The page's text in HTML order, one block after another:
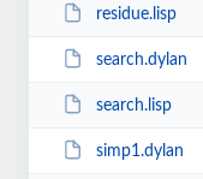
residue.lisp
search.dylan
search.lisp
simp1.dylan